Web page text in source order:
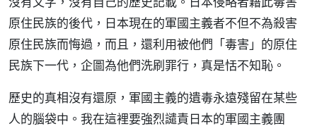
原住民族的後代，日本現在的軍國主義者不但不為殺害
原住民族而悔過，而且，還利用被他們「毒害」的原住
民族下一代，企圖為他們洗刷罪行，真是恬不知恥。
歷史的真相沒有還原，軍國主義的遺毒永遠殘留在某些
人的腦袋中。我在這裡要強烈譴責日本的軍國主義團